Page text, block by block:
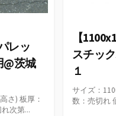
レッ
@茨城
さ) 板厚：
次第...
【
スチッ
１
サイズ：
数：売切れ